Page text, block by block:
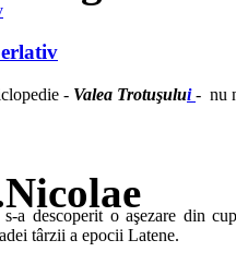
- Valea Trotuşului - nu
a descoperit o aşezare din
târzii a epocii Latene.